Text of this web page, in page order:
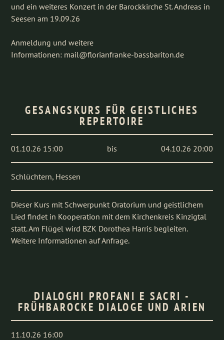
und ein weiteres Konzert in der Barockkirche St. Andreas in
Seesen am 19.09.26
Anmeldung und weitere
Informationen: mail@florianfranke-bassbariton.de
GESANGSKURS FÜR GEISTLICHES
REPERTOIRE
01.10.26 15:00 bis 04.10.26 20:00
Schlüchtern, Hessen
Dieser Kurs mit Schwerpunkt Oratorium und geistlichem
Lied findet in Kooperation mit dem Kirchenkreis Kinzigtal
statt. Am Flügel wird BZK Dorothea Harris begleiten.
Weitere Informationen auf Anfrage.
DIALOGHI PROFANI E SACRI -
FRÜHBAROCKE DIALOGE UND ARIEN
11.10.26 16:00